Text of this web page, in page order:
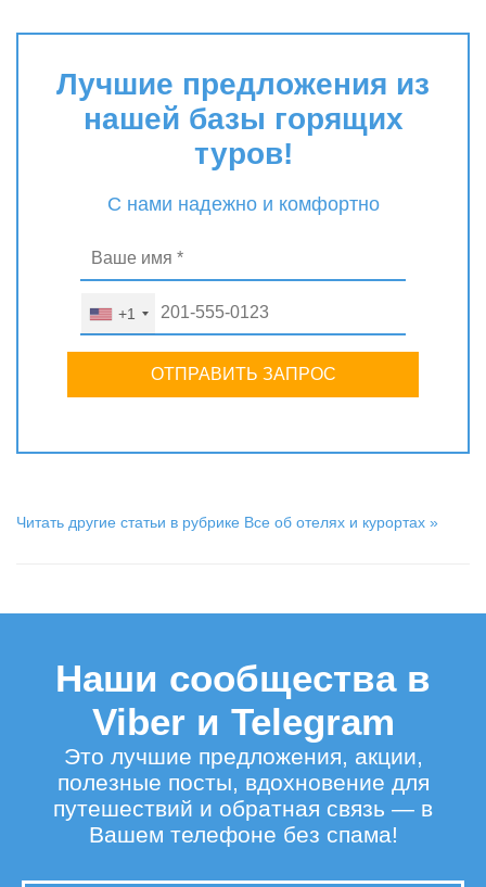
Лучшие предложения из
нашей базы горящих
туров!
С нами надежно и комфортно
+1
ОТПРАВИТЬ ЗАПРОС
Читать другие статьи в рубрике Все об отелях и курортах »
Наши сообщества в
Viber и Telegram
Это лучшие предложения, акции,
полезные посты, вдохновение для
путешествий и обратная связь — в
Вашем телефоне без спама!